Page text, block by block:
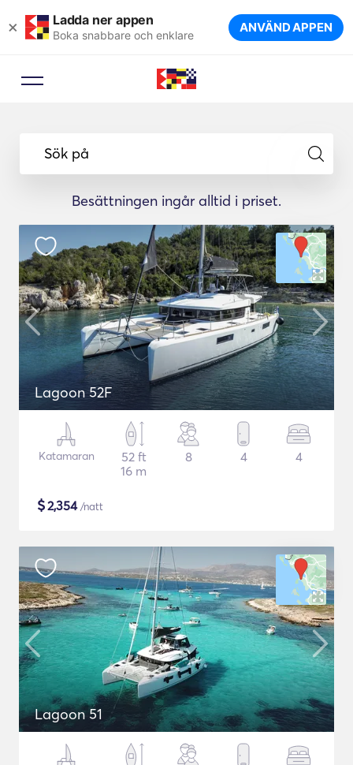
× Ladda ner appen
Boka snabbare och enklare ANVÄND APPEN
Sök på
Besättningen ingår alltid i priset.
Lagoon 52F
Katamaran
52 ft
16 m
8 4 4
$2,354/natt
Lagoon 51